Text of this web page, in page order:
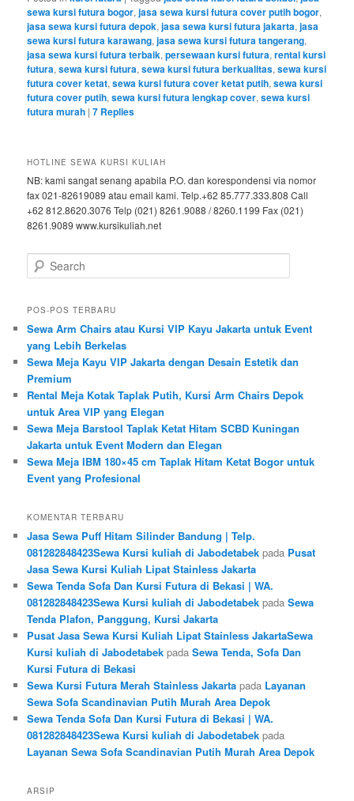
sewa kursi futura bogor,jasa sewa kursi futura cover putih bogor,
jasa sewa kursi futura depok,jasa sewa kursi futura jakarta,jasa
sewa kursi futura karawang,jasa sewa kursi futura tangerang,
jasa sewa kursi futura terbaik,persewaan kursi futura,rental kursi
futura,sewa kursi futura,sewa kursi futura berkualitas,sewa kursi
futura cover ketat,sewa kursi futura cover ketat putih,sewa kursi
futura cover putih,sewa kursi futura lengkap cover,sewa kursi
futura murah |7 Replies
HOTLINE SEWA KURSI KULIAH
NB: kami sangat senang apabila P.O. dan korespondensi via nomor
fax 021-82619089 atau email kami. Telp.+62 85.777.333.808 Call
+62 812.8620.3076 Telp (021) 8261.9088 / 8260.1199 Fax (021)
8261.9089 www.kursikuliah.net
Search
POS-POS TERBARU
Sewa Arm Chairs atau Kursi VIP Kayu Jakarta untuk Event
yang Lebih Berkelas
Sewa Meja Kayu VIP Jakarta dengan Desain Estetik dan
Premium
Rental Meja Kotak Taplak Putih, Kursi Arm Chairs Depok
untuk Area VIP yang Elegan
Sewa Meja Barstool Taplak Ketat Hitam SCBD Kuningan
Jakarta untuk Event Modern dan Elegan
Sewa Meja IBM 180×45 cm Taplak Hitam Ketat Bogor untuk
Event yang Profesional
KOMENTAR TERBARU
Jasa Sewa Puff Hitam Silinder Bandung | Telp.
081282848423Sewa Kursi kuliah di Jabodetabek pada Pusat
Jasa Sewa Kursi Kuliah Lipat Stainless Jakarta
Sewa Tenda Sofa Dan Kursi Futura di Bekasi | WA.
081282848423Sewa Kursi kuliah di Jabodetabek padaSewa
Tenda Plafon, Panggung, Kursi Jakarta
Pusat Jasa Sewa Kursi Kuliah Lipat Stainless JakartaSewa
Kursi kuliah di Jabodetabek padaSewa Tenda, Sofa Dan
Kursi Futura di Bekasi
Sewa Kursi Futura Merah Stainless Jakarta pada Layanan
Sewa Sofa Scandinavian Putih Murah Area Depok
Sewa Tenda Sofa Dan Kursi Futura di Bekasi | WA.
081282848423Sewa Kursi kuliah di Jabodetabek pada
Layanan Sewa Sofa Scandinavian Putih Murah Area Depok
ARSIP